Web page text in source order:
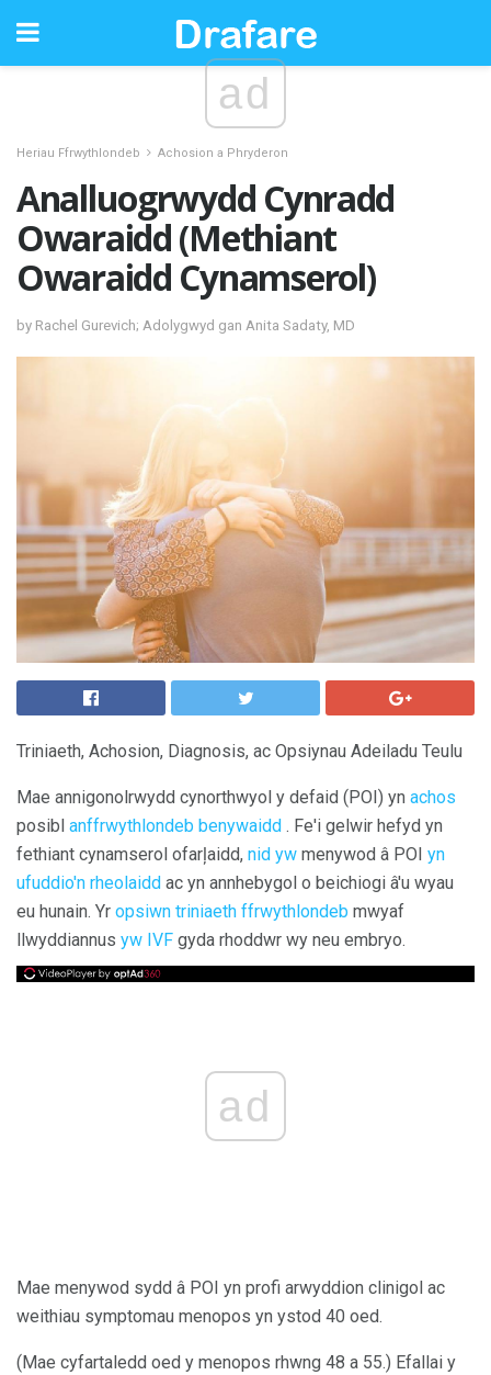
ad
Heriau Ffrwythlondeb Achosion a Phryderon
Analluogrwydd Cynradd
Owaraidd (Methiant
Owaraidd Cynamserol)
by Rachel Gurevich; Adolygwyd gan Anita Sadaty, MD
Triniaeth, Achosion, Diagnosis, ac Opsiynau Adeiladu Teulu
Mae annigonolrwydd cynorthwyol y defaid (POI) yn achos
posibl anffrwythlondeb benywaidd . Fe'i gelwir hefyd yn
fethiant cynamserol ofarļaidd, nid yw menywod â POI yn
ufuddio'n rheolaidd ac yn annhebygol o beichiogi â'u wyau
eu hunain. Yr opsiwn triniaeth ffrwythlondeb mwyaf
llwyddiannus yw IVF gyda rhoddwr wy neu embryo.
ad
Mae menywod sydd â POI yn profi arwyddion clinigol ac
weithiau symptomau menopos yn ystod 40 oed.
(Mae cyfartaledd oed y menopos rhwng 48 a 55.) Efallai y